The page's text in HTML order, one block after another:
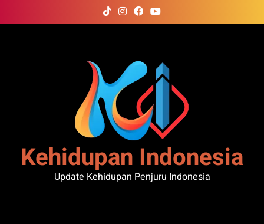
to
Kehidupan Indonesia
Update Kehidupan Penjuru Indonesia